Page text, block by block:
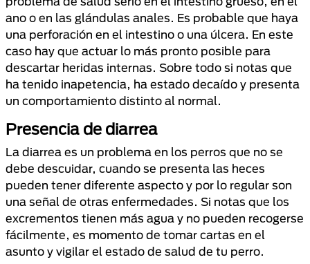
ano o en las glándulas anales. Es probable que haya
una perforación en el intestino o una úlcera. En este
caso hay que actuar lo más pronto posible para
descartar heridas internas. Sobre todo si notas que
ha tenido inapetencia, ha estado decaído y presenta
un comportamiento distinto al normal.
Presencia de diarrea
La diarrea es un problema en los perros que no se
debe descuidar, cuando se presenta las heces
pueden tener diferente aspecto y por lo regular son
una señal de otras enfermedades. Si notas que los
excrementos tienen más agua y no pueden recogerse
fácilmente, es momento de tomar cartas en el
asunto y vigilar el estado de salud de tu perro.